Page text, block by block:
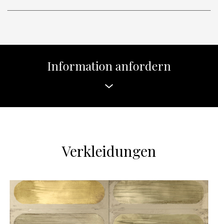
Information anfordern
Verkleidungen